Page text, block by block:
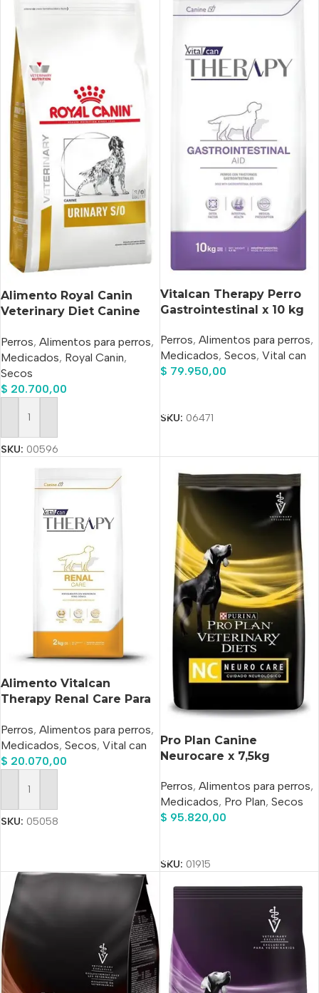
Alimento Royal Canin
Veterinary Diet Canine
Adulto Todos Los
Tamaños Sabor Mix En
Bolsa De 1.5 kg
Perros, Alimentos para perros,
Medicados, Royal Canin,
Secos
$ 20.700,00
Añadir Al Carrito
SKU: 00596
Vitalcan Therapy Perro
Gastrointestinal x 10 kg
Perros, Alimentos para perros,
Medicados, Secos, Vital can
$ 79.950,00
SKU: 06471
Alimento Vitalcan
Therapy Renal Care Para
Tamaños Sabor Mix En
Bolsa De 2 kg
Perros, Alimentos para perros,
Medicados, Secos, Vital can
$ 20.070,00
Añadir Al Carrito
SKU: 05058
Pro Plan Canine
Neurocare x 7,5kg
Perros, Alimentos para perros,
Medicados, Pro Plan, Secos
$ 95.820,00
SKU: 01915